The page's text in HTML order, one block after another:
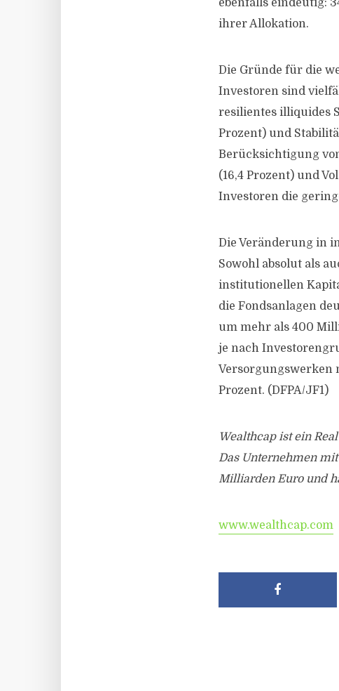
ebenfalls eindeutig:
ihrer Allokation.
Die Gründe für die
Investoren sind
resilientes illiquides
Prozent) und
Berücksichtigung
(16,4 Prozent) und
Investoren die
Die Veränderung in
Sowohl absolut als
institutionellen
die Fondsanlagen
um mehr als 400
je nach
Versorgungswerken
Prozent. (DFPA/JF1)
Wealthcap ist ein
Das Unternehmen
Milliarden Euro und
www.wealthcap.com